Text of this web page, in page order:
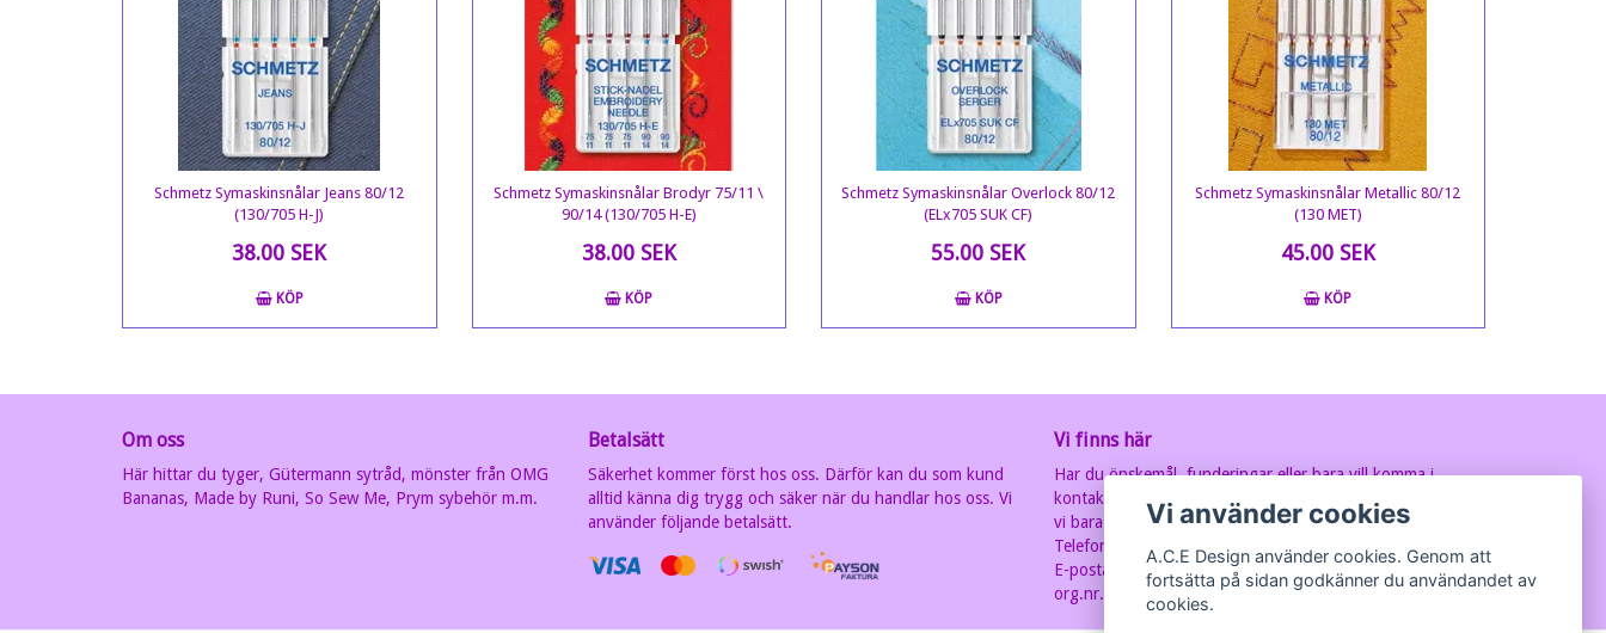
Schmetz Symaskinsnålar Jeans 80/12
(130/705 H-J)
38.00 SEK
KÖP
Schmetz Symaskinsnålar Brodyr 75/11 \
90/14 (130/705 H-E)
38.00 SEK
KÖP
Schmetz Symaskinsnålar Overlock 80/12
(ELx705 SUK CF)
55.00 SEK
KÖP
Schmetz Symaskinsnålar Metallic 80/12
(130 MET)
45.00 SEK
KÖP
Om oss
Här hittar du tyger, Gütermann sytråd, mönster från OMG
Bananas, Made by Runi, So Sew Me, Prym sybehör m.m.
Betalsätt
Säkerhet kommer först hos oss. Därför kan du som kund
alltid känna dig trygg och säker när du handlar hos oss. Vi
använder följande betalsätt.
Vi finns här
Har du önskemål, funderingar eller bara vill komma i
kontakt med oss? Ring eller maila oss, så svarar vi så fort
vi bara kan.
Telefon: 070-202 93 63
E-postadress:
carin@acedesign.nu
Vi har F-Skatt sedel,
org.nr. är 7607030280
Vi använder cookies
A.C.E Design använder cookies. Genom att
fortsätta på sidan godkänner du användandet av
cookies.